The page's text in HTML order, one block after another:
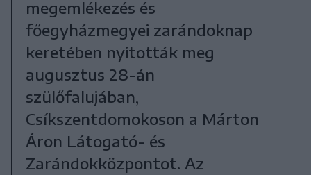
megemlékezés és
főegyházmegyei zarándoknap
keretében nyitották meg
augusztus 28-án
szülőfalujában,
Csíkszentdomokoson a Márton
Áron Látogató- és
Zarándokközpontot. Az